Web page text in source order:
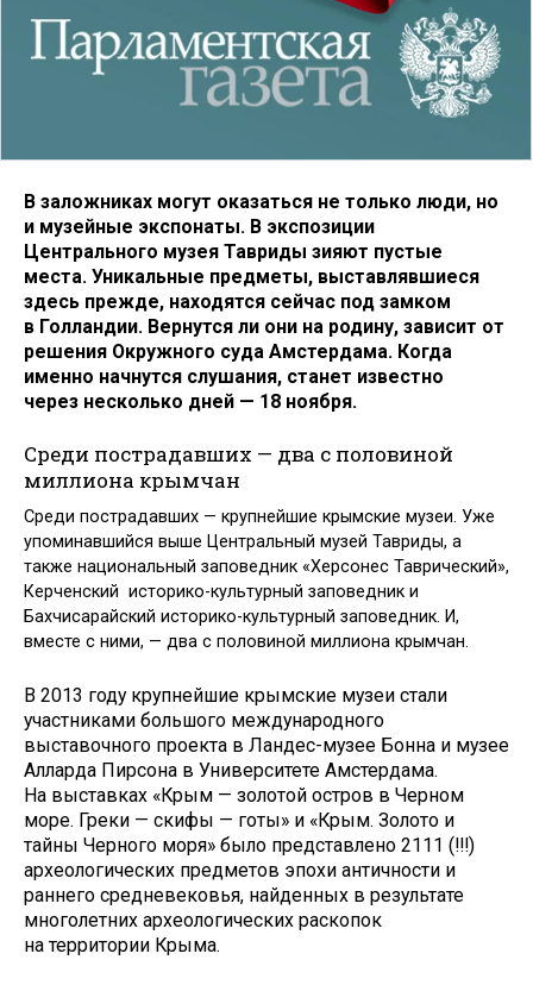
В заложниках могут оказаться не только люди, но
и музейные экспонаты. В экспозиции
Центрального музея Тавриды зияют пустые
места. Уникальные предметы, выставлявшиеся
здесь прежде, находятся сейчас под замком
в Голландии. Вернутся ли они на родину, зависит от
решения Окружного суда Амстердама. Когда
именно начнутся слушания, станет известно
через несколько дней — 18 ноября.
Среди пострадавших — два с половиной
миллиона крымчан
Среди пострадавших — крупнейшие крымские музеи. Уже
упоминавшийся выше Центральный музей Тавриды, а
также национальный заповедник «Херсонес Таврический»,
Керченский историко-культурный заповедник и
Бахчисарайский историко-культурный заповедник. И,
вместе с ними, — два с половиной миллиона крымчан.
В 2013 году крупнейшие крымские музеи стали
участниками большого международного
выставочного проекта в Ландес-музее Бонна и музее
Алларда Пирсона в Университете Амстердама.
На выставках «Крым — золотой остров в Черном
море. Греки — скифы — готы» и «Крым. Золото и
тайны Черного моря» было представлено 2111 (!!!)
археологических предметов эпохи античности и
раннего средневековья, найденных в результате
многолетних археологических раскопок
на территории Крыма.